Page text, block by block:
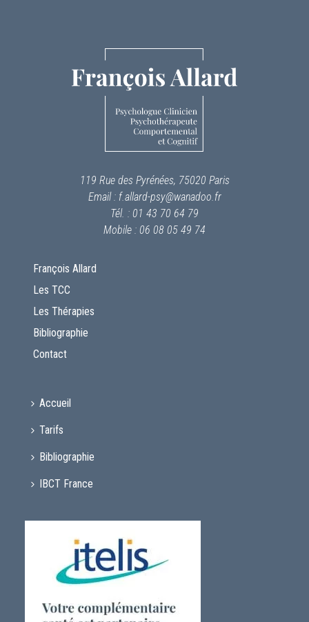
119 Rue des Pyrénées, 75020 Paris
Email : f.allard-psy@wanadoo.fr
Tél. : 01 43 70 64 79
Mobile : 06 08 05 49 74
François Allard
Les TCC
Les Thérapies
Bibliographie
Contact
Accueil
Tarifs
Bibliographie
IBCT France